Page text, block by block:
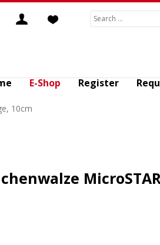
E-Shop Register
10cm